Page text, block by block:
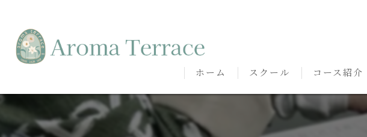
ホーム スクール
熊本本校の特徴
コース紹介
NARD